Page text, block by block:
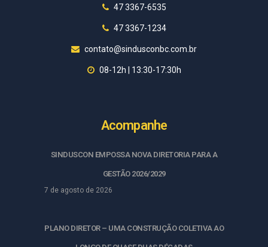
47 3367-6535
47 3367-1234
contato@sindusconbc.com.br
08-12h | 13:30-17:30h
Acompanhe
SINDUSCON EMPOSSA NOVA DIRETORIA PARA A
GESTÃO 2026/2029
7 de agosto de 2026
PLANO DIRETOR – UMA CONSTRUÇÃO COLETIVA AO